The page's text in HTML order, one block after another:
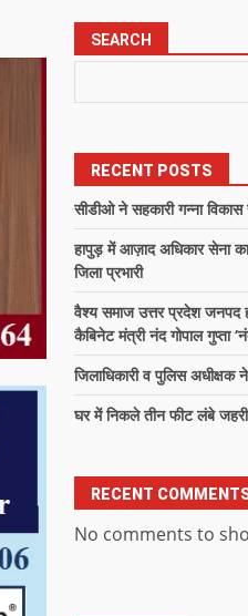
SEARCH
RECENT POSTS
सीडीओ ने सहकारी गन्ना विकास
हापुड़ में आज़ाद अधिकार सेना
जिला प्रभारी
वैश्य समाज उत्तर प्रदेश
कैबिनेट मंत्री नंद गोपाल गुप्ता
जिलाधिकारी व पुलिस अधीक्षक
घर में निकले तीन फीट लंबे
RECENT
No comments to